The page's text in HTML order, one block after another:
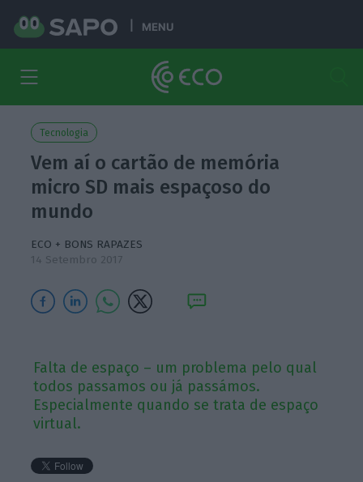
MENU
Tecnologia
Vem aí o cartão de memória
micro SD mais espaçoso do
mundo
ECO + BONS RAPAZES
14 Setembro 2017
Falta de espaço – um problema pelo qual
todos passamos ou já passámos.
Especialmente quando se trata de espaço
virtual.